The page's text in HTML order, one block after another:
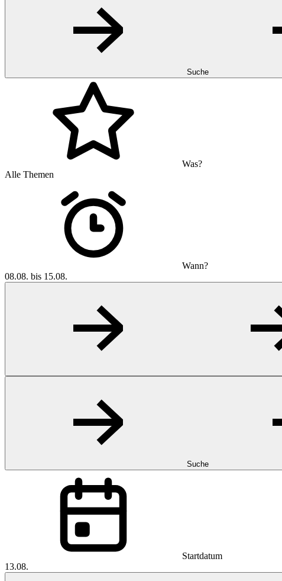
Suche
Was?
Alle Themen
Wann?
08.08. bis 15.08.
Suche
Startdatum
13.08.